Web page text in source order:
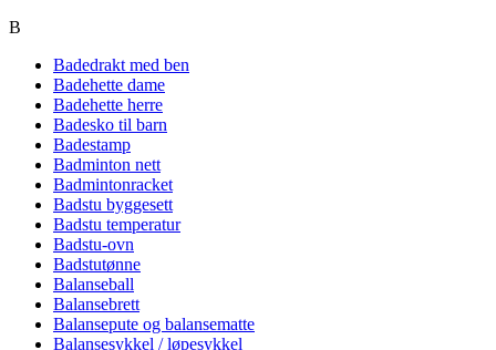
B
Badedrakt med ben
Badehette dame
Badehette herre
Badesko til barn
Badestamp
Badminton nett
Badmintonracket
Badstu byggesett
Badstu temperatur
Badstu-ovn
Badstutønne
Balanseball
Balansebrett
Balansepute og balansematte
Balansesykkel / løpesykkel